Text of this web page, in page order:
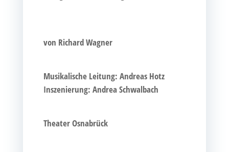
von Richard Wagner
Musi­ka­li­sche Lei­tung: Andre­as Hotz
Insze­nie­rung: Andrea Schwalbach
Thea­ter Osnabrück